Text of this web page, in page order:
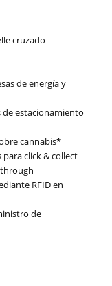
cruzado
de energía y
de estacionamiento
cannabis*
click & collect
RFID en
de